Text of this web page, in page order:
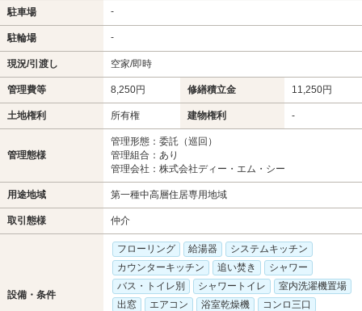
駐車場 -
駐輪場 -
現況/引渡し 空家/即時
管理費等 8,250円 修繕積立金 11,250円
土地権利 所有権 建物権利 -
管理態様
管理形態：委託（巡回）
管理組合：あり
管理会社：株式会社ディー・エム・シー
用途地域 第一種中高層住居専用地域
取引態様 仲介
設備・条件
フローリング 給湯器
システムキッチン
カウンターキッチン
追い焚き
シャワー
バス・トイレ別
シャワートイレ
室内洗濯機置場
出窓
エアコン 浴室乾燥機
コンロ三口